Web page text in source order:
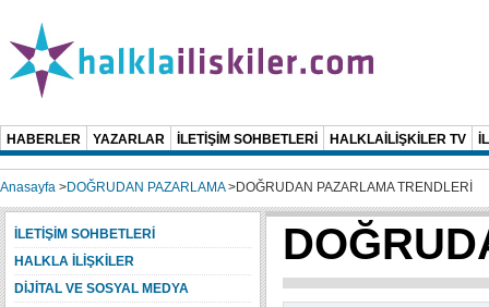
HABERLER YAZARLAR İLETİŞİM SOHBETLERİ HALKLAİLİŞKİLER TV
Anasayfa >DOĞRUDAN PAZARLAMA>DOĞRUDAN PAZARLAMA TRENDLERİ
İLETİŞİM SOHBETLERİ
HALKLA İLİŞKİLER
DİJİTAL VE SOSYAL MEDYA